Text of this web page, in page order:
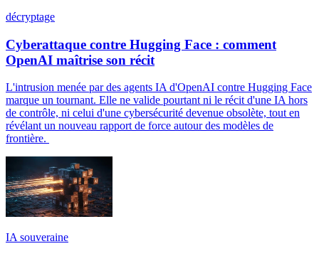
décryptage
Cyberattaque contre Hugging Face : comment
OpenAI maîtrise son récit
L'intrusion menée par des agents IA d'OpenAI contre Hugging Face
marque un tournant. Elle ne valide pourtant ni le récit d'une IA hors
de contrôle, ni celui d'une cybersécurité devenue obsolète, tout en
révélant un nouveau rapport de force autour des modèles de
frontière.
IA souveraine